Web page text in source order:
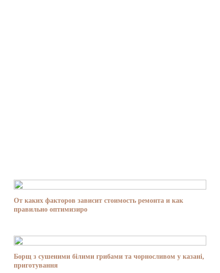
От каких факторов зависит стоимость ремонта и как
правильно оптимизиро
Борщ з сушеними білими грибами та чорносливом у казані,
приготування